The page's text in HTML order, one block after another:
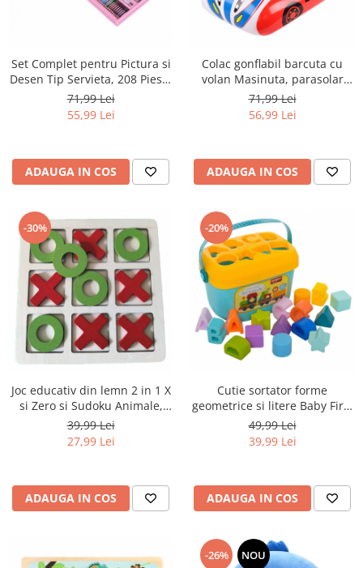
Set Complet pentru Pictura si
Desen Tip Servieta, 208 Piese,
3-12 Ani, Roz
71,99 Lei
55,99 Lei
ADAUGA IN COS
Colac gonflabil barcuta cu
volan Masinuta, parasolar
detasabil si suport pentru
copii, rosu
71,99 Lei
56,99 Lei
ADAUGA IN COS
-30%
Joc educativ din lemn 2 in 1 X
si Zero si Sudoku Animale,
multicolor
39,99 Lei
27,99 Lei
ADAUGA IN COS
-20%
Cutie sortator forme
geometrice si litere Baby First
Blocks, 16 piese, multicolor
49,99 Lei
39,99 Lei
ADAUGA IN COS
-26% NOU